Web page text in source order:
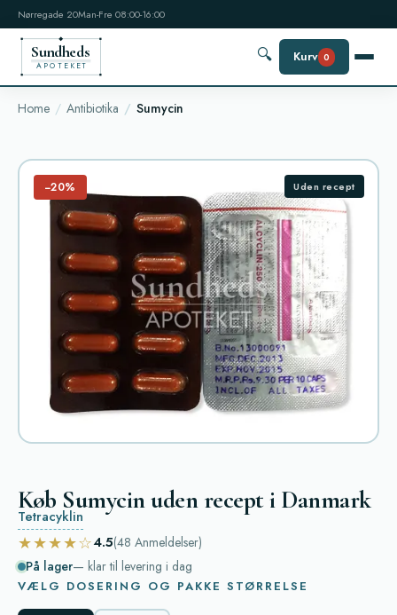
Nørregade 20Man-Fre 08:00-16:00
Sundheds
APOTEKET
🔍 Kurv 0
Home Antibiotika Sumycin
−20% Uden recept
Køb Sumycin uden recept i Danmark
Tetracyklin
★★★★☆4.5(48 Anmeldelser)
På lager— klar til levering i dag
VÆLG DOSERING OG PAKKE STØRRELSE